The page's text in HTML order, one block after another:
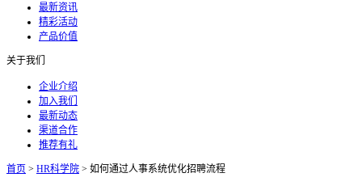
最新资讯
精彩活动
产品价值
关于我们
企业介绍
加入我们
最新动态
渠道合作
推荐有礼
首页 > HR科学院 > 如何通过人事系统优化招聘流程